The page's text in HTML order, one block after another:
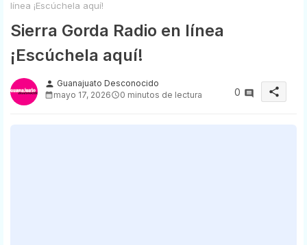
línea ¡Escúchela aquí!
Sierra Gorda Radio en línea
¡Escúchela aquí!
person Guanajuato Desconocido
mayo 17, 2026
0 minutos de lectura 0 share